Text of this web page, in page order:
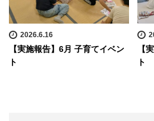
2026.6.16
【実施報告】6月 子育てイベン
ト
【
ト